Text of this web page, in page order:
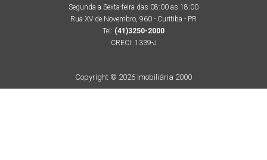
Segunda a Sexta-feira das 08:00 as 18:00
Rua XV de Novembro, 960 - Curitiba - PR
Tel: (41)3250-2000
CRECI: 1339-J
Copyright © 2026 Imobiliária 2000